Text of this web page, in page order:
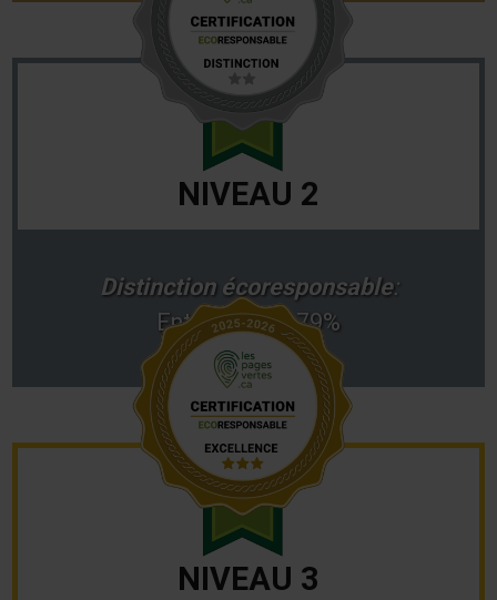
NIVEAU 2
Distinction écoresponsable:
Entre 65% et 79%
NIVEAU 3